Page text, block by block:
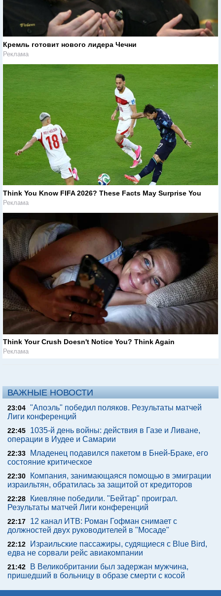
Кремль готовит нового лидера Чечни
Реклама
Think You Know FIFA 2026? These Facts May Surprise You
Реклама
Think Your Crush Doesn't Notice You? Think Again
Реклама
ВАЖНЫЕ НОВОСТИ
23:04 "Апоэль" победил поляков. Результаты матчей
Лиги конференций
22:45
1035-й день войны: действия в Газе и Ливане,
операции в Иудее и Самарии
22:33
Младенец подавился пакетом в Бней-Браке, его
состояние критическое
22:30
Компания, занимающаяся помощью в эмиграции
израильтян, обратилась за защитой от кредиторов
22:28
Киевляне победили. "Бейтар" проиграл.
Результаты матчей Лиги конференций
22:17
12 канал ИТВ: Роман Гофман снимает с
должностей двух руководителей в "Мосаде"
22:12
Израильские пассажиры, судящиеся с Blue Bird,
едва не сорвали рейс авиакомпании
21:42
В Великобритании был задержан мужчина,
пришедший в больницу в образе смерти с косой